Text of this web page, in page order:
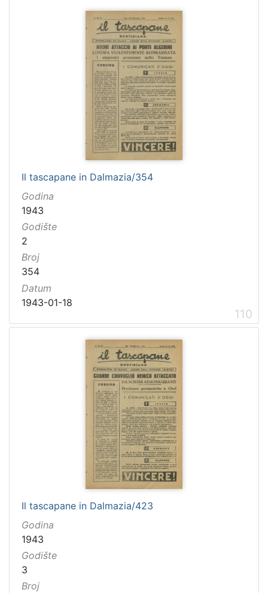
Il tascapane in Dalmazia/354
Godina
1943
Godište
2
Broj
354
Datum
1943-01-18
110
Il tascapane in Dalmazia/423
Godina
1943
Godište
3
Broj